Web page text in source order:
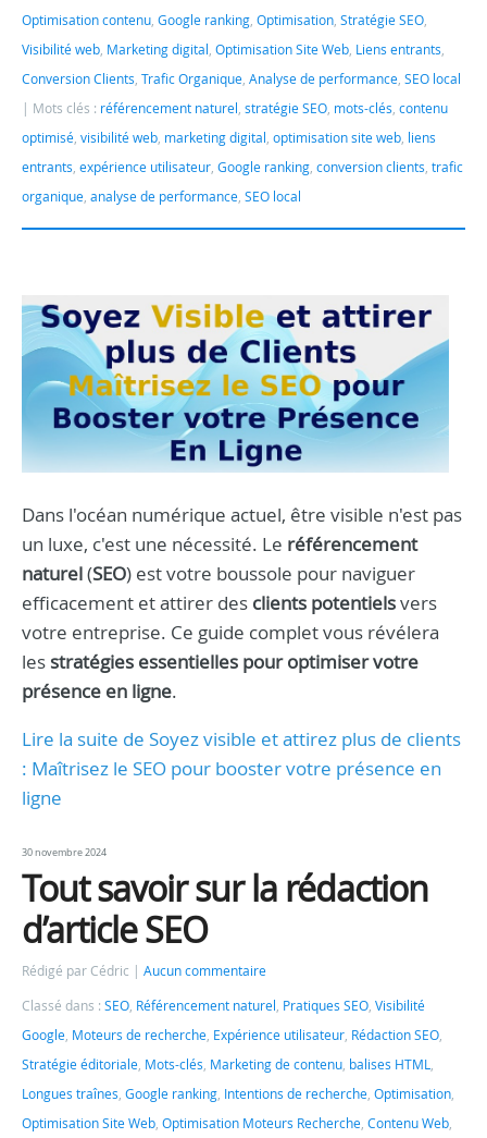
Optimisation contenu Google ranking Optimisation Stratégie SEO
Visibilité web Marketing digital Optimisation Site Web Liens entrants
Conversion Clients Trafic Organique Analyse de performance SEO local
Mots clés : référencement naturel stratégie SEO mots-clés contenu
optimisé visibilité web marketing digital optimisation site web liens
entrants expérience utilisateur Google ranking conversion clients trafic
organique analyse de performance SEO local
Dans l'océan numérique actuel, être visible n'est pas
un luxe, c'est une nécessité. Le référencement
naturel(SEO) est votre boussole pour naviguer
efficacement et attirer des clients potentielsvers
votre entreprise. Ce guide complet vous révélera
les stratégies essentielles pour optimiser votre
présence en ligne.
Lire la suite de Soyez visible et attirez plus de clients
: Maîtrisez le SEO pour booster votre présence en
ligne
30 novembre 2024
Tout savoir sur la rédaction
d’article SEO
Rédigé par Cédric Aucun commentaire
Classé dans : SEO, Référencement naturel , Pratiques SEO, Visibilité
Google, Moteurs de recherche, Expérience utilisateur, Rédaction SEO,
Stratégie éditoriale, Mots-clés, Marketing de contenu, balises HTML,
Longues traînes, Google ranking, Intentions de recherche, Optimisation,
Optimisation Site Web, Optimisation Moteurs Recherche, Contenu Web,